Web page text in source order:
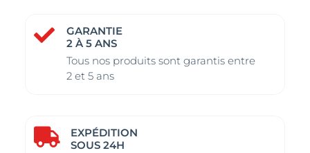

GARANTIE
2 À 5 ANS
Tous nos produits sont garantis entre
2 et 5 ans

EXPÉDITION
SOUS 24H